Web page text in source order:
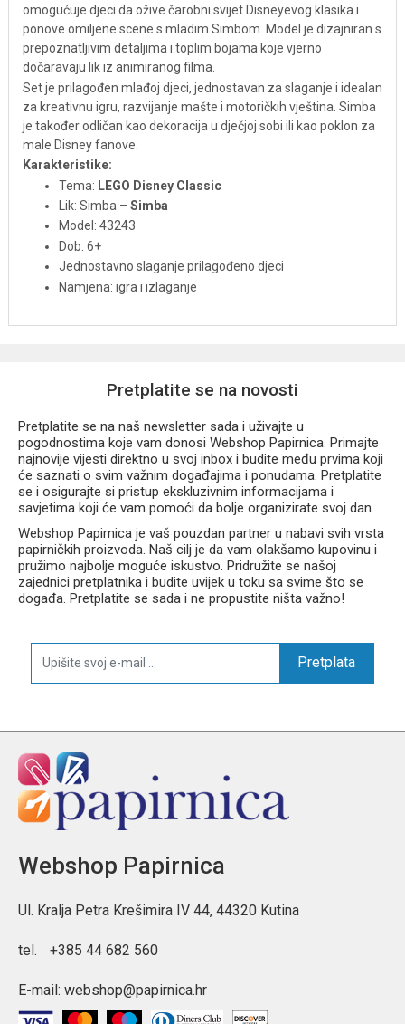
omogućuje djeci da ožive čarobni svijet Disneyevog klasika i
ponove omiljene scene s mladim Simbom. Model je dizajniran s
prepoznatljivim detaljima i toplim bojama koje vjerno
dočaravaju lik iz animiranog filma.
Set je prilagođen mlađoj djeci, jednostavan za slaganje i idealan
za kreativnu igru, razvijanje mašte i motoričkih vještina. Simba
je također odličan kao dekoracija u dječjoj sobi ili kao poklon za
male Disney fanove.
Karakteristike:
Tema: LEGO Disney Classic
Lik: Simba – Simba
Model: 43243
Dob: 6+
Jednostavno slaganje prilagođeno djeci
Namjena: igra i izlaganje
Pretplatite se na novosti
Pretplatite se na naš newsletter sada i uživajte u
pogodnostima koje vam donosi Webshop Papirnica. Primajte
najnovije vijesti direktno u svoj inbox i budite među prvima koji
će saznati o svim važnim događajima i ponudama. Pretplatite
se i osigurajte si pristup ekskluzivnim informacijama i
savjetima koji će vam pomoći da bolje organizirate svoj dan.
Webshop Papirnica je vaš pouzdan partner u nabavi svih vrsta
papirničkih proizvoda. Naš cilj je da vam olakšamo kupovinu i
pružimo najbolje moguće iskustvo. Pridružite se našoj
zajednici pretplatnika i budite uvijek u toku sa svime što se
događa. Pretplatite se sada i ne propustite ništa važno!
Pretplata
Webshop Papirnica
Ul. Kralja Petra Krešimira IV 44, 44320 Kutina
tel. +385 44 682 560
E-mail: webshop@papirnica.hr